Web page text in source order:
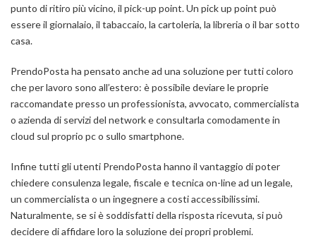
punto di ritiro più vicino, il pick-up point. Un pick up point può
essere il giornalaio, il tabaccaio, la cartoleria, la libreria o il bar sotto
casa.
PrendoPosta ha pensato anche ad una soluzione per tutti coloro
che per lavoro sono all’estero: è possibile deviare le proprie
raccomandate presso un professionista, avvocato, commercialista
o azienda di servizi del network e consultarla comodamente in
cloud sul proprio pc o sullo smartphone.
Infine tutti gli utenti PrendoPosta hanno il vantaggio di poter
chiedere consulenza legale, fiscale e tecnica on-line ad un legale,
un commercialista o un ingegnere a costi accessibilissimi.
Naturalmente, se si è soddisfatti della risposta ricevuta, si può
decidere di affidare loro la soluzione dei propri problemi.